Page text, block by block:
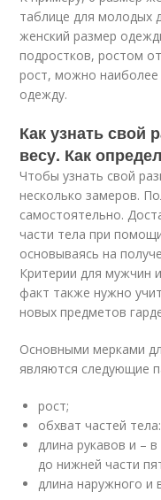
таблице для молодых
женский размер
подростков, ростом
рост, можно
одежду.
Как узнать свой
весу. Как
Чтобы узнать свой
несколько замеров.
самостоятельно.
части тела при
основываясь на
Критерии для мужчин
факт также нужно
новых предметов
Основными мерками
являются следующие
рост;
обхват частей
длина рукавов и –
до нижней части
длина наружного и